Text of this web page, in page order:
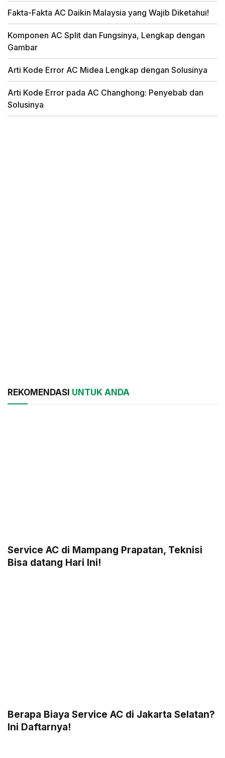
Fakta-Fakta AC Daikin Malaysia yang Wajib Diketahui!
Komponen AC Split dan Fungsinya, Lengkap dengan
Gambar
Arti Kode Error AC Midea Lengkap dengan Solusinya
Arti Kode Error pada AC Changhong: Penyebab dan
Solusinya
REKOMENDASI UNTUK ANDA
Service AC di Mampang Prapatan, Teknisi
Bisa datang Hari Ini!
Berapa Biaya Service AC di Jakarta Selatan?
Ini Daftarnya!